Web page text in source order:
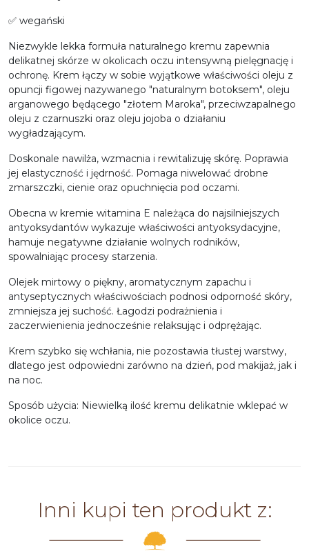
✅ wegański
Niezwykle lekka formuła naturalnego kremu zapewnia
delikatnej skórze w okolicach oczu intensywną pielęgnację i
ochronę. Krem łączy w sobie wyjątkowe właściwości oleju z
opuncji figowej nazywanego "naturalnym botoksem", oleju
arganowego będącego "złotem Maroka", przeciwzapalnego
oleju z czarnuszki oraz oleju jojoba o działaniu
wygładzającym.
Doskonale nawilża, wzmacnia i rewitalizuję skórę. Poprawia
jej elastyczność i jędrność. Pomaga niwelować drobne
zmarszczki, cienie oraz opuchnięcia pod oczami.
Obecna w kremie witamina E należąca do najsilniejszych
antyoksydantów wykazuje właściwości antyoksydacyjne,
hamuje negatywne działanie wolnych rodników,
spowalniając procesy starzenia.
Olejek mirtowy o piękny, aromatycznym zapachu i
antyseptycznych właściwościach podnosi odporność skóry,
zmniejsza jej suchość. Łagodzi podrażnienia i
zaczerwienienia jednocześnie relaksując i odprężając.
Krem szybko się wchłania, nie pozostawia tłustej warstwy,
dlatego jest odpowiedni zarówno na dzień, pod makijaż, jak i
na noc.
Sposób użycia: Niewielką ilość kremu delikatnie wklepać w
okolice oczu.
Inni kupi ten produkt z: